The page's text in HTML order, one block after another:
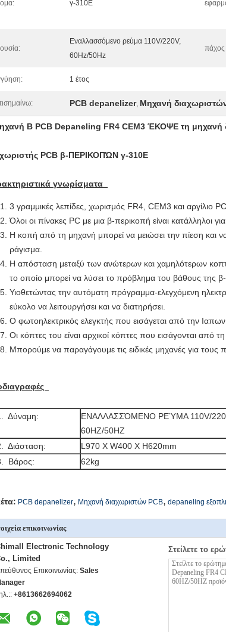
γ-310E
Εναλλασσόμενο ρεύμα 110V/220V,
60Hz/50Hz
1 έτος
PCB depanelizer, Μηχανή
Β PCB Depaneling FR4 CEM3 ΈΚΟΨΕ τη μηχανή
PCB β-ΠΕΡΙΚΟΠΏΝ γ-310E
γνωρίσματα
3 γραμμικές λεπίδες, χωρισμός FR4, CEM3 και αργίλιο
Όλοι οι πίνακες PC με μια β-περικοπή είναι κατάλληλοι
Η κοπή από τη μηχανή μπορεί να μειώσει την πίεση και
ράγισμα.
Η απόσταση μεταξύ των ανώτερων και χαμηλότερων
το οποίο μπορεί να λύσει το πρόβλημα του βάθους της β-
Υιοθετώντας την αυτόματη πρόγραμμα-ελεγχόμενη
εύκολο να λειτουργήσει και να διατηρήσει.
Ο φωτοηλεκτρικός ελεγκτής που εισάγεται από την
Οι κόπτες του είναι αρχικοί κόπτες που εισάγονται από τη
Μπορούμε να παραγάγουμε τις ειδικές μηχανές για τους
Δύναμη:
ΕΝΑΛΛΑΣΣΌΜΕΝΟ ΡΕΎΜΑ 110V/
60HZ/50HZ
Διάσταση:
L970 Χ W400 Χ H620mm
Βάρος:
62kg
PCB depanelizer, Μηχανή διαχωριστών PCB, depaneling
επικοινωνίας
Electronic Technology
Limited
Επικοινωνίας: Sales
+8613662694062
Στείλετε το